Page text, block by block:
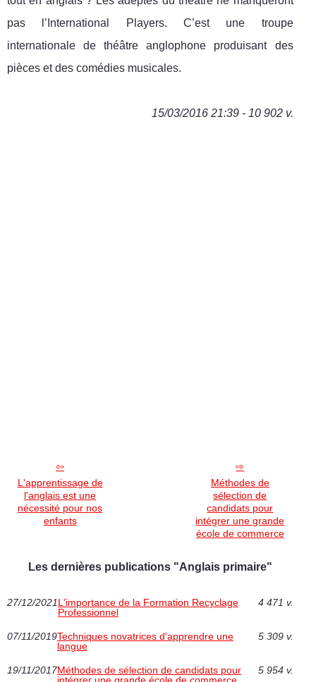
pas l’International Players. C’est une troupe
internationale de théâtre anglophone produisant des
pièces et des comédies musicales.
15/03/2016 21:39 - 10 902 v.
L'apprentissage de
l'anglais est une
nécessité pour nos
enfants
Méthodes de
sélection de
candidats pour
intégrer une grande
école de commerce
Les dernières publications "Anglais primaire"
27/12/2021L'importance de la Formation Recyclage
Professionnel
4 471 v.
07/11/2019Techniques novatrices d'apprendre une
langue
5 309 v.
19/11/2017Méthodes de sélection de candidats pour
5 954 v.